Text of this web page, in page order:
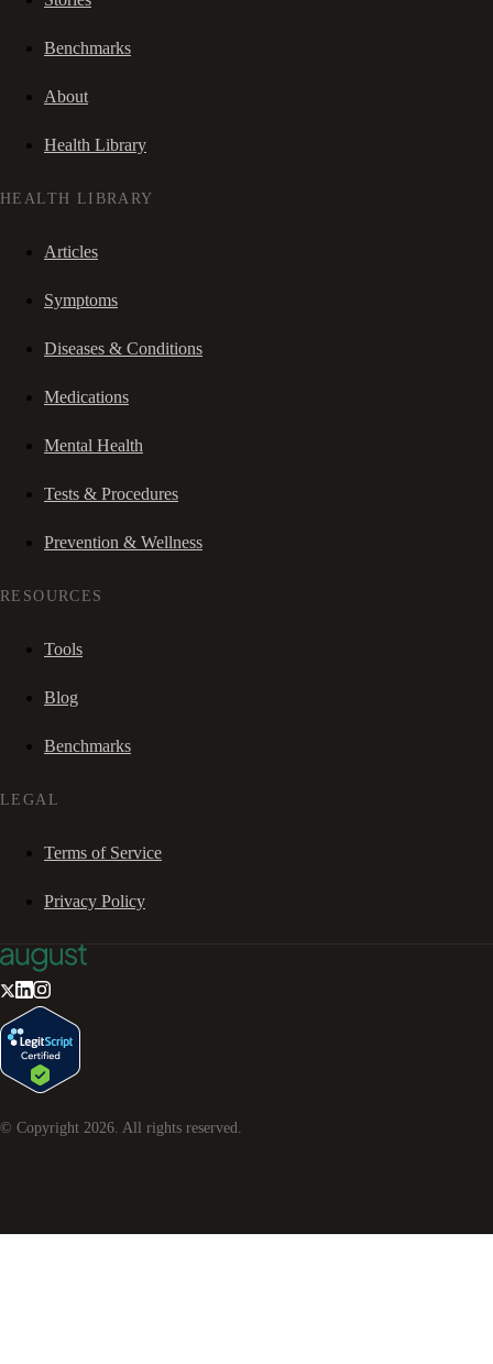
Benchmarks
About
Health Library
HEALTH LIBRARY
Articles
Symptoms
Diseases & Conditions
Medications
Mental Health
Tests & Procedures
Prevention & Wellness
RESOURCES
Tools
Blog
Benchmarks
LEGAL
Terms of Service
Privacy Policy
© Copyright 2026 . All rights reserved.